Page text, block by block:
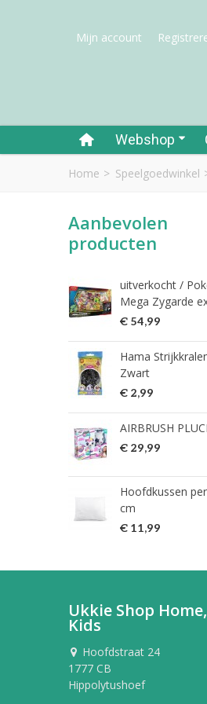
Mijn account
Webshop
Home > Speelgoedwinkel
Aanbevolen
producten
uitverkocht /
Mega Zygarde
€ 54,99
Hama
Zwart
€ 2,99
AIRBRUSH
€ 29,99
Hoofdkussen
cm
€ 11,99
Ukkie Shop
Kids
Hoofdstraat 24
1777 CB
Hippolytushoef